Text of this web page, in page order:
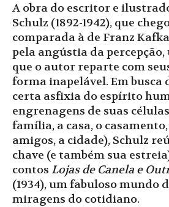
A obra do escritor e
Schulz (1892-1942), que
comparada à de Franz
pela angústia da
que o autor reparte com
forma inapelável. Em busca
certa asfixia do espírito
engrenagens de suas
família, a casa, o
amigos, a cidade), Schulz
chave (e também sua
contos Lojas de Canela e
(1934), um fabuloso mundo
miragens do cotidiano.